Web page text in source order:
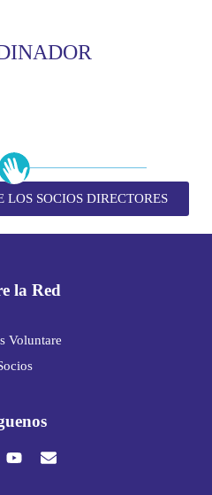
SOCIOS DIRECTORES
la Red
Voluntare